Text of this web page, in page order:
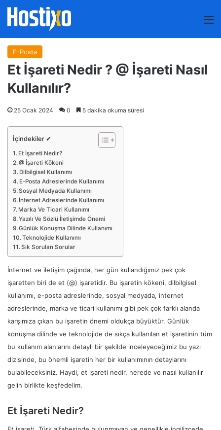
E-Posta
Et İşareti Nedir ? @ İşareti Nasıl
Kullanılır?
25 Ocak 2024 0 5 dakika okuma süresi
İçindekiler ✔
Et İşareti Nedir?
@ İşareti Kökeni
Dilbilgisel Kullanımı
E-Posta Adreslerinde Kullanımı
Sosyal Medyada Kullanımı
İnternet Adreslerinde Kullanımı
Marka Ve Ticari Kullanımı
Yazılı Ve Sözlü İletişimde Önemi
Günlük Konuşma Dilinde Kullanımı
Teknolojide Kullanımı
Sık Sorulan Sorular
İnternet ve iletişim çağında, her gün kullandığımız pek çok
işaretten biri de et (@) işaretidir. Bu işaretin kökeni, dilbilgisel
kullanımı, e-posta adreslerinde, sosyal medyada, internet
adreslerinde, marka ve ticari kullanımı gibi pek çok farklı alanda
karşımıza çıkan bu işaretin önemi oldukça büyüktür. Günlük
konuşma dilinde ve teknolojide de sıkça kullanılan et işaretinin tüm
bu kullanım alanlarını detaylı bir şekilde inceleyeceğimiz bu yazı
dizisinde, bu önemli işaretin her bir kullanımının detaylarını
bulabileceksiniz. Haydi, et işareti nedir, nerede ve nasıl kullanılır
gelin birlikte keşfedelim.
Et İşareti Nedir?